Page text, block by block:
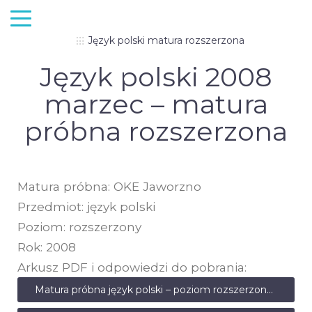
Język polski matura rozszerzona
Język polski 2008
marzec – matura
próbna rozszerzona
Matura próbna: OKE Jaworzno
Przedmiot: język polski
Poziom: rozszerzony
Rok: 2008
Arkusz PDF i odpowiedzi do pobrania:
Matura próbna język polski – poziom rozszerzony – marzec 2008